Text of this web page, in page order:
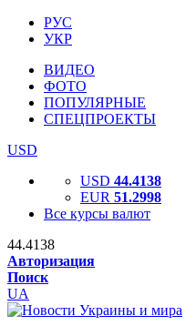
РУС
УКР
ВИДЕО
ФОТО
ПОПУЛЯРНЫЕ
СПЕЦПРОЕКТЫ
USD
USD 44.4138
EUR 51.2998
Все курсы валют
44.4138
Авторизация
Поиск
UA